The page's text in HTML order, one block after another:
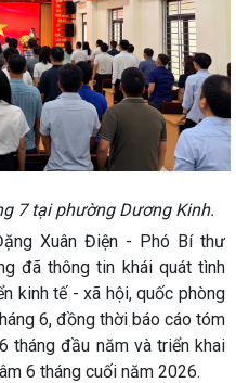
7 tại phường Dương Kinh.
Xuân Điện - Phó Bí thư
đã thông tin khái quát tình
kinh tế - xã hội, quốc phòng
6, đồng thời báo cáo tóm
tháng đầu năm và triển khai
6 tháng cuối năm 2026.